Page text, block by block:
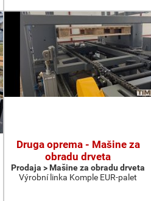
Druga oprema - Мašine za
obradu drveta
Prodaja > Мašine za obradu drveta
Výrobní linka Komple EUR-palet